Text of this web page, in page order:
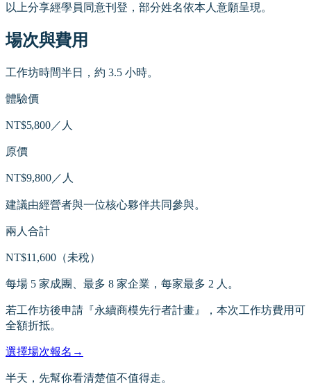
以上分享經學員同意刊登，部分姓名依本人意願呈現。
場次與費用
工作坊時間半日，約 3.5 小時。
體驗價
NT$5,800／人
原價
NT$9,800／人
建議由經營者與一位核心夥伴共同參與。
兩人合計
NT$11,600（未稅）
每場 5 家成團、最多 8 家企業，每家最多 2 人。
若工作坊後申請『永續商模先行者計畫』，本次工作坊費用可
全額折抵。
選擇場次報名 →
半天，先幫你看清楚值不值得走。